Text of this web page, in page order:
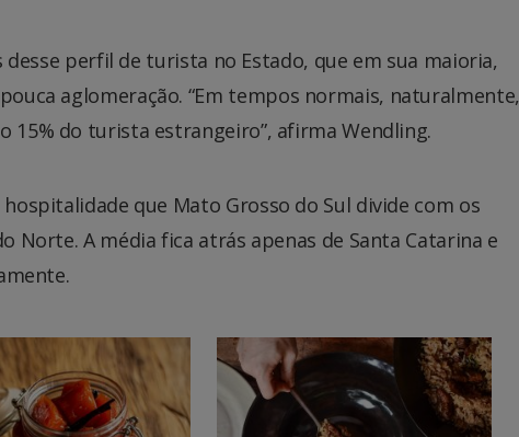
perfil de turista no Estado, que em sua maioria,
aglomeração. “Em tempos normais, naturalmente,
15% do turista estrangeiro”, afirma Wendling.
que Mato Grosso do Sul divide com os
Norte. A média fica atrás apenas de Santa Catarina e